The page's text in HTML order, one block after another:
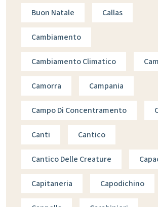
Buon Natale Callas
Cambiamento
Cambiamento Climatico
Camorra Campania
Campo Di Concentramento
Canti Cantico
Cantico Delle Creature
Capitaneria Capodichino